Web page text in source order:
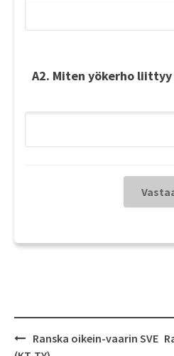
A2. Miten yökerho liittyy
Post
navigation
Ranska oikein-vaarin SVE